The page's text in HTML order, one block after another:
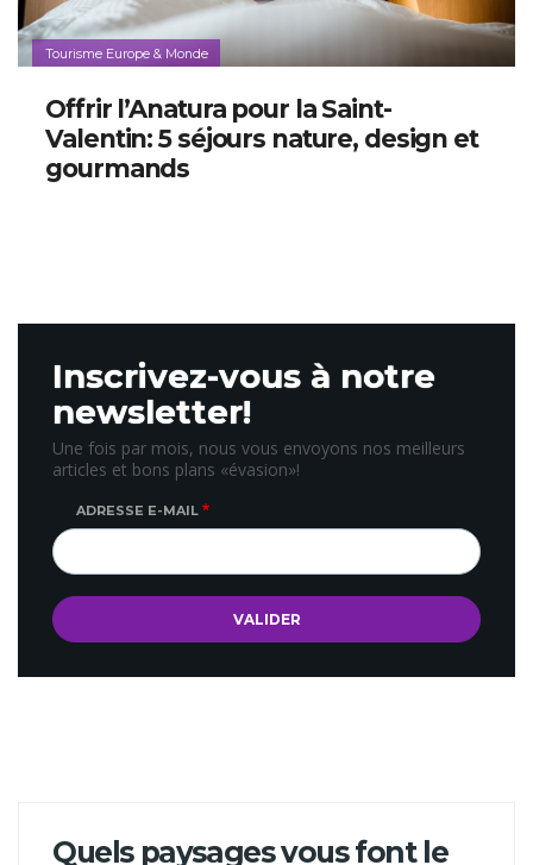
Tourisme Europe & Monde
Offrir l’Anatura pour la Saint-
Valentin: 5 séjours nature, design et
gourmands
Inscrivez-vous à notre
newsletter!
Une fois par mois, nous vous envoyons nos meilleurs
articles et bons plans «évasion»!
ADRESSE E-MAIL
Quels paysages vous font le